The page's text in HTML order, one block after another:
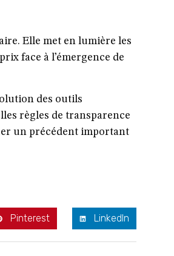
Elle met en lumière les
face à l’émergence de
des outils
règles de transparence
un précédent important
Pinterest LinkedIn